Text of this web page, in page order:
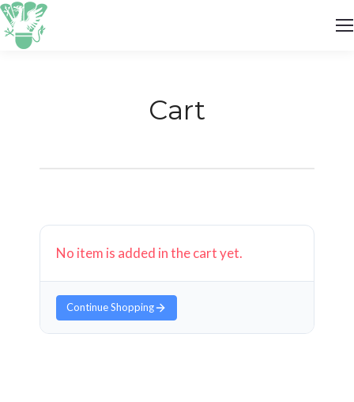
Cart
No item is added in the cart yet.
Continue Shopping